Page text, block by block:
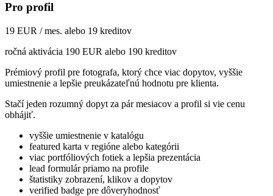
Pro profil
19 EUR / mes. alebo 19 kreditov
ročná aktivácia 190 EUR alebo 190 kreditov
Prémiový profil pre fotografa, ktorý chce viac dopytov, vyššie
umiestnenie a lepšie preukázateľnú hodnotu pre klienta.
Stačí jeden rozumný dopyt za pár mesiacov a profil si vie cenu
obhájiť.
vyššie umiestnenie v katalógu
featured karta v regióne alebo kategórii
viac portfóliových fotiek a lepšia prezentácia
lead formulár priamo na profile
štatistiky zobrazení, klikov a dopytov
verified badge pre dôveryhodnosť